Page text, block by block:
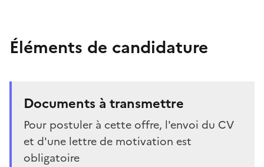
Éléments de candidature
Documents à transmettre
Pour postuler à cette offre, l'envoi du CV
et d'une lettre de motivation est
obligatoire